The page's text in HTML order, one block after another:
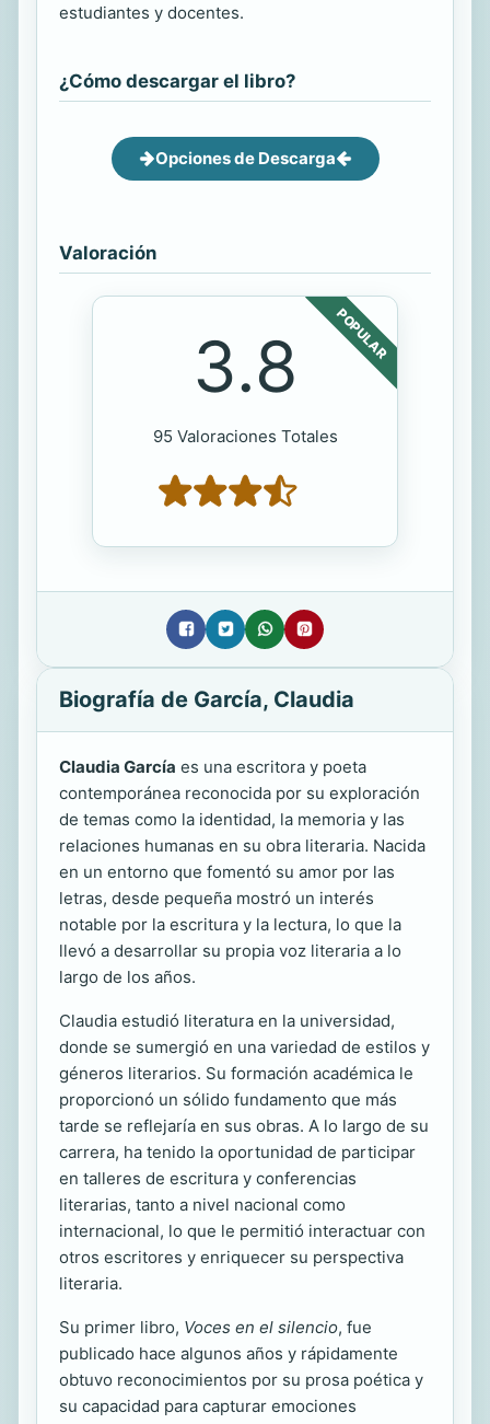
estudiantes y docentes.
¿Cómo descargar el libro?
Opciones de Descarga
Valoración
POPULAR
3.8
95 Valoraciones Totales
Biografía de García, Claudia
Claudia García es una escritora y poeta
contemporánea reconocida por su exploración
de temas como la identidad, la memoria y las
relaciones humanas en su obra literaria. Nacida
en un entorno que fomentó su amor por las
letras, desde pequeña mostró un interés
notable por la escritura y la lectura, lo que la
llevó a desarrollar su propia voz literaria a lo
largo de los años.
Claudia estudió literatura en la universidad,
donde se sumergió en una variedad de estilos y
géneros literarios. Su formación académica le
proporcionó un sólido fundamento que más
tarde se reflejaría en sus obras. A lo largo de su
carrera, ha tenido la oportunidad de participar
en talleres de escritura y conferencias
literarias, tanto a nivel nacional como
internacional, lo que le permitió interactuar con
otros escritores y enriquecer su perspectiva
literaria.
Su primer libro, Voces en el silencio, fue
publicado hace algunos años y rápidamente
obtuvo reconocimientos por su prosa poética y
su capacidad para capturar emociones